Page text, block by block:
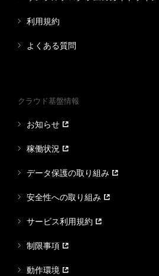
利用規約
よくある質問
クラウド基盤情報
お知らせ
稼働状況
データ保護の取り組み
安全性への取り組み
サービス利用規約
制限事項
動作環境